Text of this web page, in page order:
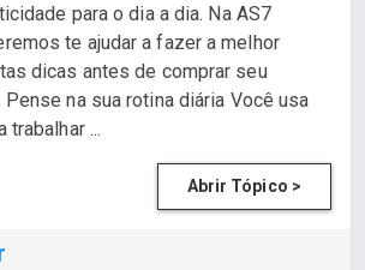
para o dia a dia. Na AS7
te ajudar a fazer a melhor
dicas antes de comprar seu
na sua rotina diária Você usa
trabalhar ...
Abrir Tópico >